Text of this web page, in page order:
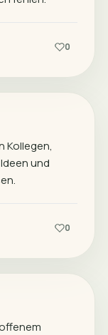
0
Kollegen,
und
0